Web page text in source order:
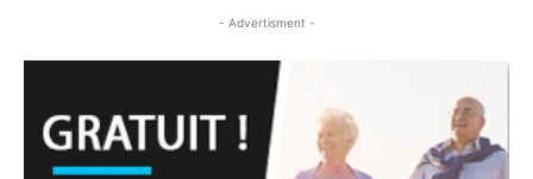
- Advertisment -